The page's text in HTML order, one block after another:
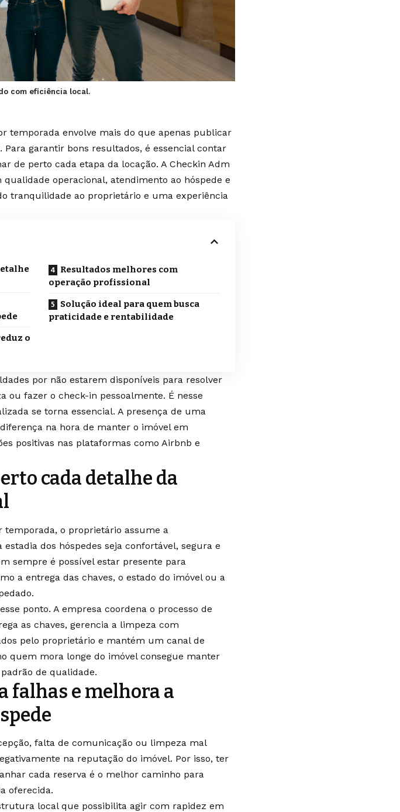
com eficiência local.
temporada envolve mais do que apenas publicar
garantir bons resultados, é essencial contar
de perto cada etapa da locação. A Checkin Adm
operacional, atendimento ao hóspede e
tranquilidade ao proprietário e uma experiência
o
Resultados melhores com
operação profissional
Solução ideal para quem busca
praticidade e rentabilidade
por não estarem disponíveis para resolver
ou fazer o check-in pessoalmente. É nesse
se torna essencial. A presença de uma
na hora de manter o imóvel em
positivas nas plataformas como Airbnb e
cada detalhe da
o proprietário assume a
dos hóspedes seja confortável, segura e
sempre é possível estar presente para
a entrega das chaves, o estado do imóvel ou a
ponto. A empresa coordena o processo de
as chaves, gerencia a limpeza com
pelo proprietário e mantém um canal de
quem mora longe do imóvel consegue manter
de qualidade.
falhas e melhora a
falta de comunicação ou limpeza mal
na reputação do imóvel. Por isso, ter
cada reserva é o melhor caminho para
oferecida.
local que possibilita agir com rapidez em